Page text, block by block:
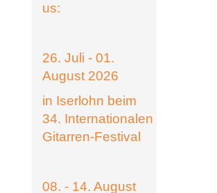
us:
26. Juli - 01.
August 2026
in Iserlohn beim
34. Internationalen
Gitarren-Festival
08. - 14. August